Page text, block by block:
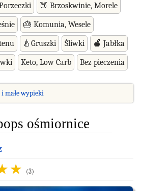
🍑 Brzoskwinie, Morele
🎂 Komunia, Wesele
🍐Gruszki Śliwki 🍎 Jabłka
Keto, Low Carb Bez pieczenia
małe wypieki
ośmiornice
(3)